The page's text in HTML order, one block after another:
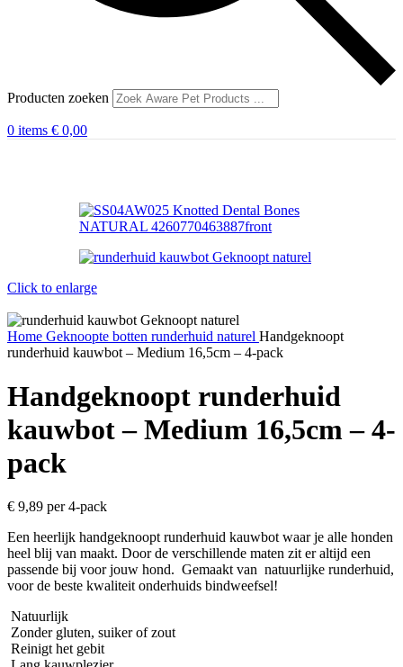
Producten zoeken
0 items € 0,00
Click to enlarge
Home Geknoopte botten runderhuid naturel Handgeknoopt
runderhuid kauwbot – Medium 16,5cm – 4-pack
Handgeknoopt runderhuid
kauwbot – Medium 16,5cm – 4-
pack
€ 9,89 per 4-pack
Een heerlijk handgeknoopt runderhuid kauwbot waar je alle honden
heel blij van maakt. Door de verschillende maten zit er altijd een
passende bij voor jouw hond. Gemaakt van natuurlijke runderhuid,
voor de beste kwaliteit onderhuids bindweefsel!
Natuurlijk
Zonder gluten, suiker of zout
Reinigt het gebit